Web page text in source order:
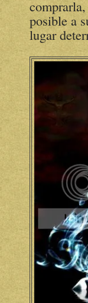
posible a
lugar